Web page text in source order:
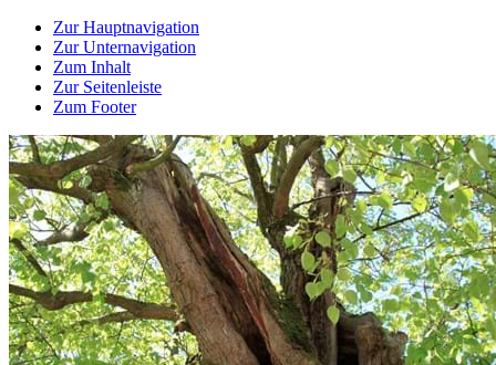
Zur Hauptnavigation
Zur Unternavigation
Zum Inhalt
Zur Seitenleiste
Zum Footer